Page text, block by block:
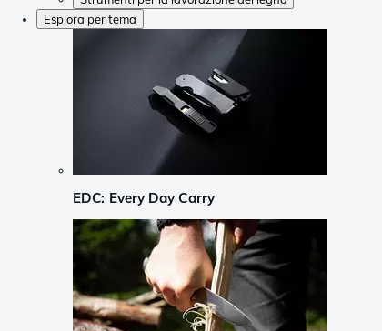
Esplora per tema
EDC: Every Day Carry